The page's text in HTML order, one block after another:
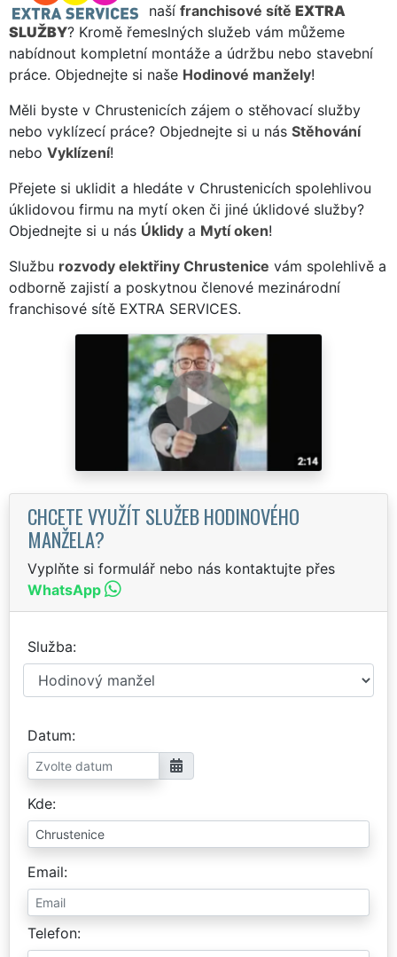
naší franchisové sítě EXTRA
SLUŽBY? Kromě řemeslných služeb vám můžeme
nabídnout kompletní montáže a údržbu nebo stavební
práce. Objednejte si naše Hodinové manžely!
Měli byste v Chrustenicích zájem o stěhovací služby
nebo vyklízecí práce? Objednejte si u nás Stěhování
nebo Vyklízení!
Přejete si uklidit a hledáte v Chrustenicích spolehlivou
úklidovou firmu na mytí oken či jiné úklidové služby?
Objednejte si u nás Úklidy a Mytí oken!
Službu rozvody elektřiny Chrustenice vám spolehlivě a
odborně zajistí a poskytnou členové mezinárodní
franchisové sítě EXTRA SERVICES.
CHCETE VYUŽÍT SLUŽEB HODINOVÉHO
MANŽELA?
Vyplňte si formulář nebo nás kontaktujte přes
WhatsApp
Služba
Datum
Kde
Email
Telefon